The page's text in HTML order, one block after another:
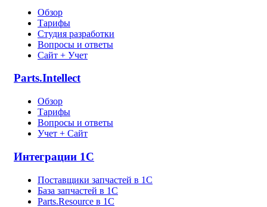
Обзор
Тарифы
Студия разработки
Вопросы и ответы
Сайт + Учет
Parts.Intellect
Обзор
Тарифы
Вопросы и ответы
Учет + Сайт
Интеграции 1С
Поставщики запчастей в 1C
База запчастей в 1С
Parts.Resource в 1C